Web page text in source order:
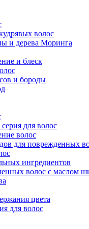
волос
и дерева Моринга
и блеск
и бороды
для волос
волос
для поврежденных
ингредиентов
волос с маслом
цвета
для волос